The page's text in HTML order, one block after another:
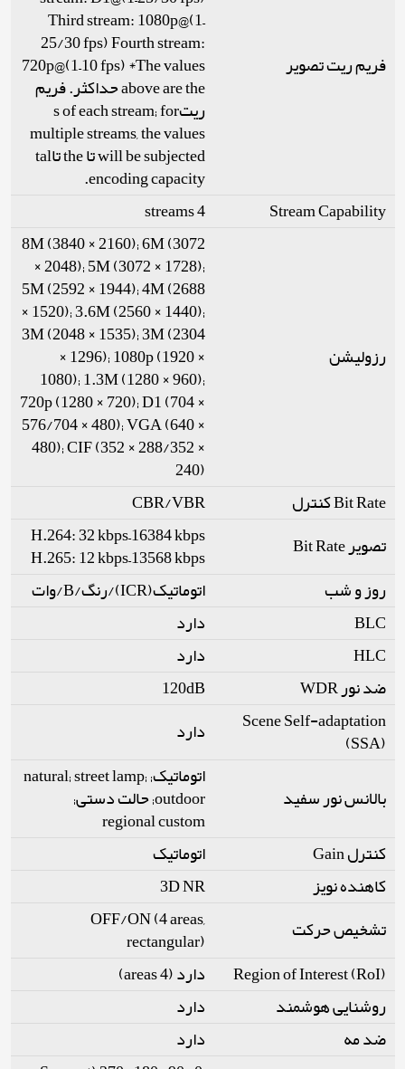
فریم ریت تصویر
Third stream: 1080p@(1–
25/30 fps) Fourth stream:
720p@(1–10 fps) *The values
above are the حداکثر. فریم
ریتs of each stream; for
multiple streams, the values
will be subjected تا the تاtal
encoding capacity.
Stream Capability
4 streams
رزولیشن
8M (3840 × 2160); 6M (3072
× 2048); 5M (3072 × 1728);
5M (2592 × 1944); 4M (2688
× 1520); 3.6M (2560 × 1440);
3M (2048 × 1535); 3M (2304
× 1296); 1080p (1920 ×
1080); 1.3M (1280 × 960);
720p (1280 × 720); D1 (704 ×
576/704 × 480); VGA (640 ×
480); CIF (352 × 288/352 ×
240)
Bit Rate کنترل
CBR/VBR
تصویر Bit Rate
H.264: 32 kbps–16384 kbps
H.265: 12 kbps–13568 kbps
روز و شب
اتوماتیک(ICR)/رنگ/B/وات
BLC
دارد
HLC
دارد
ضد نور WDR
120dB
Scene Self-adaptation
(SSA) دارد
بالانس نور سفید
اتوماتیک; natural; street lamp;
outdoor; حالت دستی;
regional custom
کنترل Gain
اتوماتیک
کاهنده نویز
3D NR
تشخیص حرکت
OFF/ON (4 areas,
rectangular)
Region of Interest (RoI)
دارد (4 areas)
روشنایی هوشمند
دارد
ضد مه
دارد